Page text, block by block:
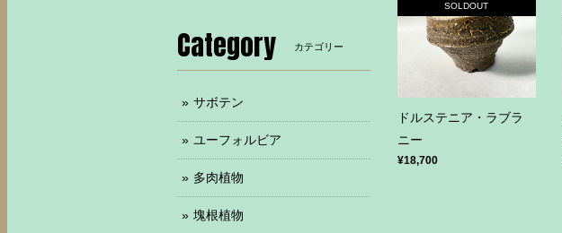
SOLDOUT
ドルステニア・ラブラ
ニー
¥18,700
Category カテゴリー
サボテン
ユーフォルビア
多肉植物
塊根植物